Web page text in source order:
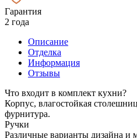
Гарантия
2 года
Описание
Отделка
Информация
Отзывы
Что входит в комплект кухни?
Корпус, влагостойкая
фурнитура.
Ручки
Различные варианты дизайна и